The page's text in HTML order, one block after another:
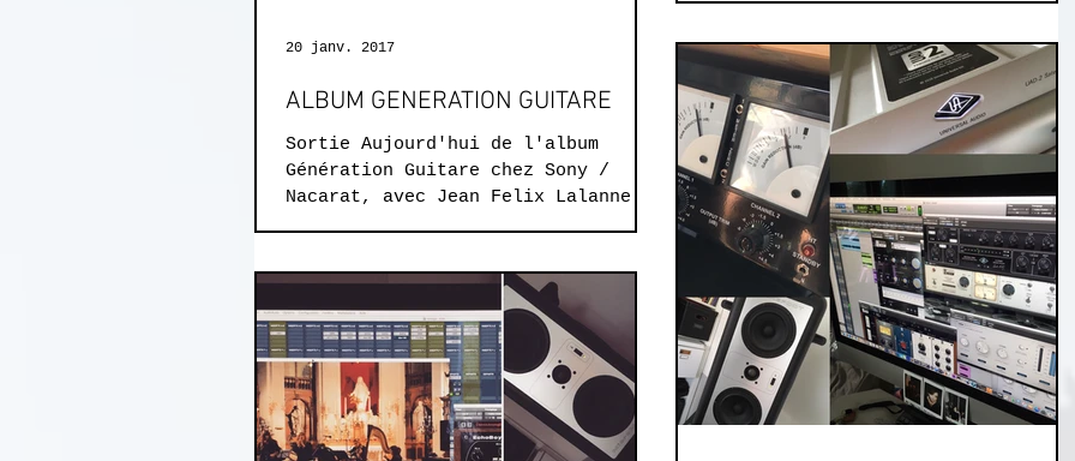
ALBUM GENERATION GUITARE
Sortie Aujourd'hui de l'album
Génération Guitare chez Sony /
Nacarat, avec Jean Felix Lalanne et
20 janv. 2017